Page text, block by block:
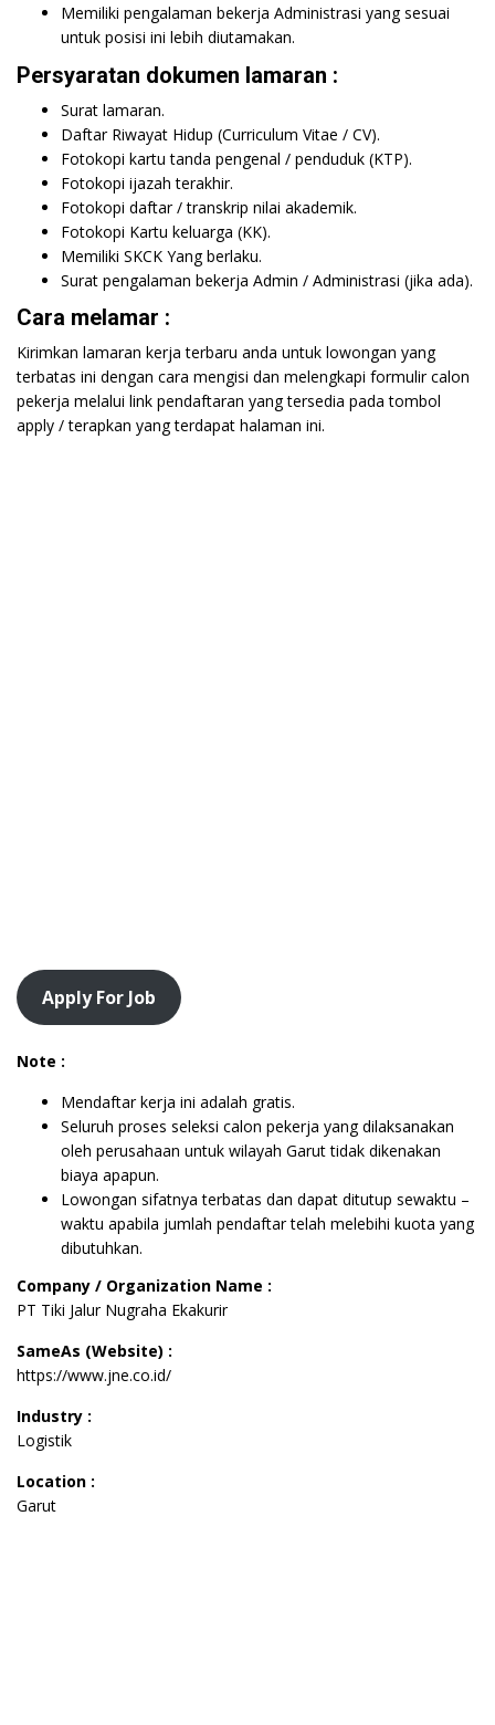
Memiliki pengalaman bekerja Administrasi yang sesuai
untuk posisi ini lebih diutamakan.
Persyaratan dokumen lamaran :
Surat lamaran.
Daftar Riwayat Hidup (Curriculum Vitae / CV).
Fotokopi kartu tanda pengenal / penduduk (KTP).
Fotokopi ijazah terakhir.
Fotokopi daftar / transkrip nilai akademik.
Fotokopi Kartu keluarga (KK).
Memiliki SKCK Yang berlaku.
Surat pengalaman bekerja Admin / Administrasi (jika ada).
Cara melamar :
Kirimkan lamaran kerja terbaru anda untuk lowongan yang
terbatas ini dengan cara mengisi dan melengkapi formulir calon
pekerja melalui link pendaftaran yang tersedia pada tombol
apply / terapkan yang terdapat halaman ini.
Apply For Job
Note :
Mendaftar kerja ini adalah gratis.
Seluruh proses seleksi calon pekerja yang dilaksanakan
oleh perusahaan untuk wilayah Garut tidak dikenakan
biaya apapun.
Lowongan sifatnya terbatas dan dapat ditutup sewaktu –
waktu apabila jumlah pendaftar telah melebihi kuota yang
dibutuhkan.
Company / Organization Name :
PT Tiki Jalur Nugraha Ekakurir
SameAs (Website) :
https://www.jne.co.id/
Industry :
Logistik
Location :
Garut